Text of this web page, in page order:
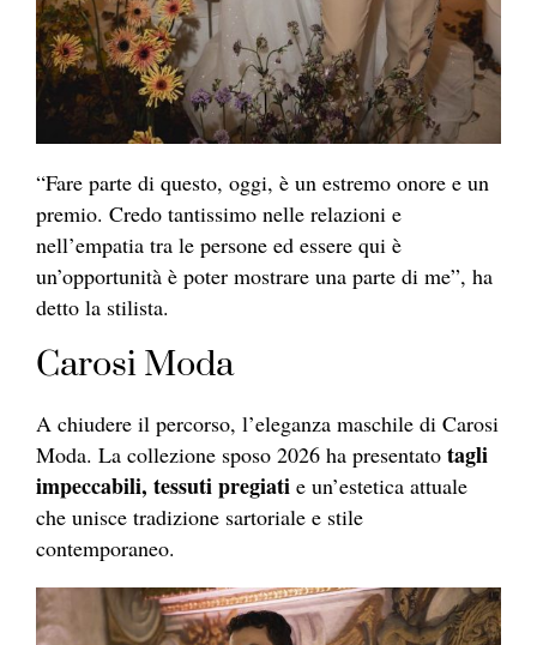
“Fare parte di questo, oggi, è un estremo onore e un
premio. Credo tantissimo nelle relazioni e
nell’empatia tra le persone ed essere qui è
un’opportunità è poter mostrare una parte di me”, ha
detto la stilista.
Carosi Moda
A chiudere il percorso, l’eleganza maschile di Carosi
Moda. La collezione sposo 2026 ha presentato tagli
impeccabili, tessuti pregiati e un’estetica attuale
che unisce tradizione sartoriale e stile
contemporaneo.